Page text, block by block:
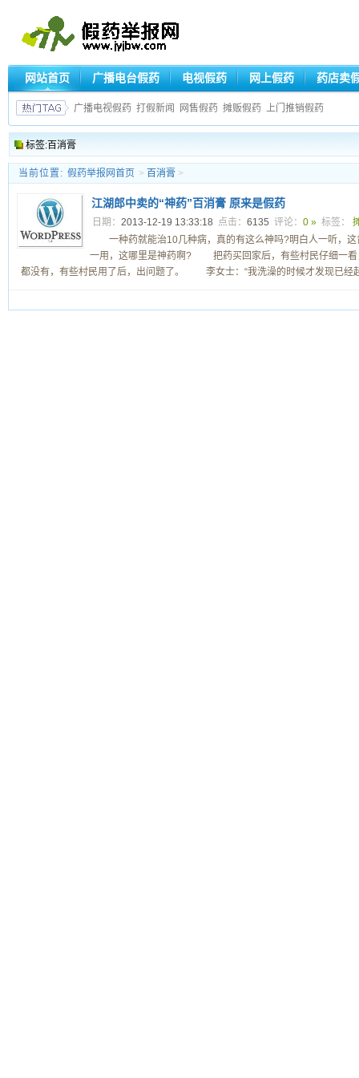
网站首页 广播电台假药 电视假药 网上假药 药店卖
广播电视假药 打假新闻 网售假药 摊贩假药 上门推销假药
标签:百消膏
当前位置: 假药举报网首页 > 百消膏 >
江湖郎中卖的“神药”百消膏 原来是假药
日期： 2013-12-19 13:33:18 点击： 6135 评论： 0 » 标签：
一种药就能治10几种病，真的有这么神吗?明白人一听，这
一用，这哪里是神药啊? 把药买回家后，有些村民仔细一看
都没有，有些村民用了后，出问题了。 李女士：“我洗澡的时候才发现已经